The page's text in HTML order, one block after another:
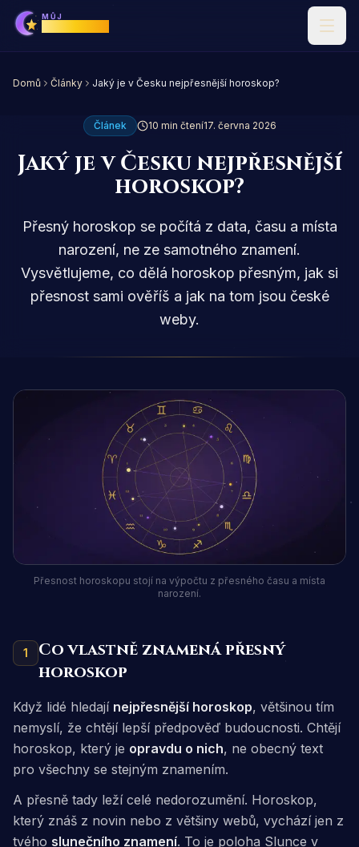
MŮJ
Domů Články Jaký je v Česku nejpřesnější horoskop?
Článek 10 min čtení17. června 2026
Jaký je v Česku nejpřesnější
horoskop?
Přesný horoskop se počítá z data, času a místa
narození, ne ze samotného znamení.
Vysvětlujeme, co dělá horoskop přesným, jak si
přesnost sami ověříš a jak na tom jsou české
weby.
Přesnost horoskopu stojí na výpočtu z přesného času a místa
narození.
1
Co vlastně znamená přesný
horoskop
Když lidé hledají nejpřesnější horoskop, většinou tím
nemyslí, že chtějí lepší předpověď budoucnosti. Chtějí
horoskop, který je opravdu o nich, ne obecný text
pro všechny se stejným znamením.
A přesně tady leží celé nedorozumění. Horoskop,
který znáš z novin nebo z většiny webů, vychází jen z
tvého slunečního znamení. To je poloha Slunce v